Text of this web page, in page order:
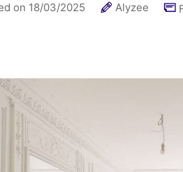
on 18/03/2025 Alyzee